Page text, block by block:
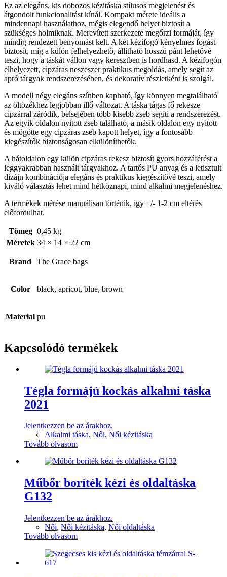
Ez az elegáns, kis dobozos kézitáska stílusos megjelenést és
átgondolt funkcionalitást kínál. Kompakt mérete ideális a
mindennapi használathoz, mégis elegendő helyet biztosít a
szükséges holmiknak. Merevített szerkezete megőrzi formáját, így
mindig rendezett benyomást kelt. A két kézifogó kényelmes fogást
biztosít, míg a külön felhelyezhető, állítható hosszú pánt lehetővé
teszi, hogy a táskát vállon vagy keresztben is hordhasd. A kézifogón
elhelyezett, cipzáras neszeszer praktikus megoldás, amely segít az
apró tárgyak rendszerezésében, és dekoratív részletként is szolgál.
A modell négy elegáns színben kapható, így könnyen megtalálható
az öltözékhez legjobban illő változat. A táska tágas fő rekesze
cipzárral záródik, belsejében több kisebb zseb segíti a rendszerezést.
Az egyik oldalon nyitott zseb található, a másik oldalon egy nyitott
és mögötte egy cipzáras zseb kapott helyet, így a fontosabb
kiegészítők biztonságosan elkülöníthetők.
A hátoldalon egy külön cipzáras rekesz biztosít gyors hozzáférést a
leggyakrabban használt tárgyakhoz. A tartós PU anyag és a letisztult
dizájn kombinációja elegáns és praktikus kiegészítővé teszi, amely
kiváló választás lehet mind hétköznapi, mind alkalmi megjelenéshez.
A termékek mérése manuálisan történik, így +/- 1-2 cm eltérés
előfordulhat.
Tömeg 0,45 kg
Méretek 34 × 14 × 22 cm
Brand The Grace bags
Color black, apricot, blue, brown
Material pu
Kapcsolódó termékek
Tégla formájú kockás alkalmi táska
2021
Jelentkezzen be az árakhoz.
Alkalmi táska, Női, Női kézitáska
Tovább olvasom
Műbőr boríték kézi és oldaltáska
G132
Jelentkezzen be az árakhoz.
Női, Női kézitáska, Női oldaltáska
Tovább olvasom